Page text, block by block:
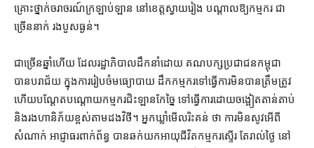
គ្រោះថ្នាក់​ចរាចរណ៍​ក្រឡាប់​ឡាន នៅ​ខេត្តស្វាយរៀង បណ្ដាល​ឱ្យ​កម្មករ ជា
ច្រើន​នាក់ រង​បួស​ធ្ងន់។
ជាច្រើន​ឆ្នាំ​ហើយ ដែល​រដ្ឋាភិបាល​ដឹកនាំ​ដោយ គណបក្ស​ប្រជាជន​កម្ពុជា
បាន​បរាជ័យ ក្នុង​ការរៀបចំ​មធ្យោបាយ ដឹក​កម្មករ​ទៅ​ធ្វើ​ការ​មិន​បាន​ត្រឹមត្រូវ
ហើយ​បណ្ដែតបណ្ដោយ​កម្មករ​ជិះឡាន​កែច្នៃ ទៅ​ធ្វើ​ការ​ដោយ​ចង្អៀត​តាន់តាប់
និង​រង​ហានិភ័យ​ខ្ពស់​តាម​ដង​វិថី​។ អ្នកឃ្លាំមើល​រិះគន់ ថា ការ​មិន​សូវ​អើ​ពី​
សំណាក់ អាជ្ញាធរ​ពាក់ព័ន្ធ បាន​ឆក់​យក​អាយុជីវិត​កម្មករ​ស្ទើរ តែ​រាល់ថ្ងៃ នៅ​